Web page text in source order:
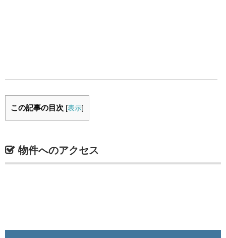
この記事の目次 [表示]
物件へのアクセス